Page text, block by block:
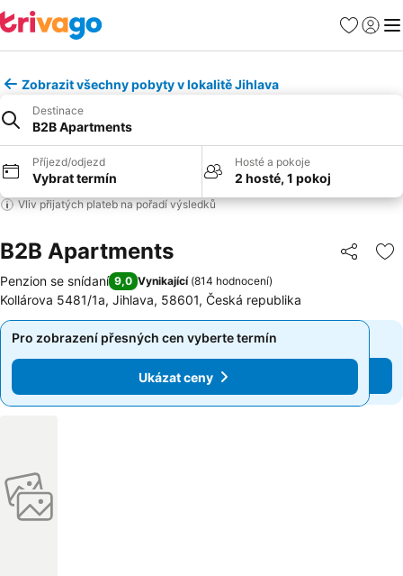
Oblíbené
Zobrazit všechny pobyty v lokalitě Jihlava
Destinace
B2B Apartments
Příjezd/odjezd
Vybrat termín
Hosté a pokoje
2 hosté, 1 pokoj
Vliv přijatých plateb na pořadí výsledků
B2B Apartments Sdílet
Penzion se snídaní 9,0 Vynikající (814 hodnocení)
Kollárova 5481/1a, Jihlava, 58601, Česká republika
Pro zobrazení přesných cen vyberte termín
Ukázat ceny
Pro zobrazení přesných cen vyberte termín
Ukázat ceny